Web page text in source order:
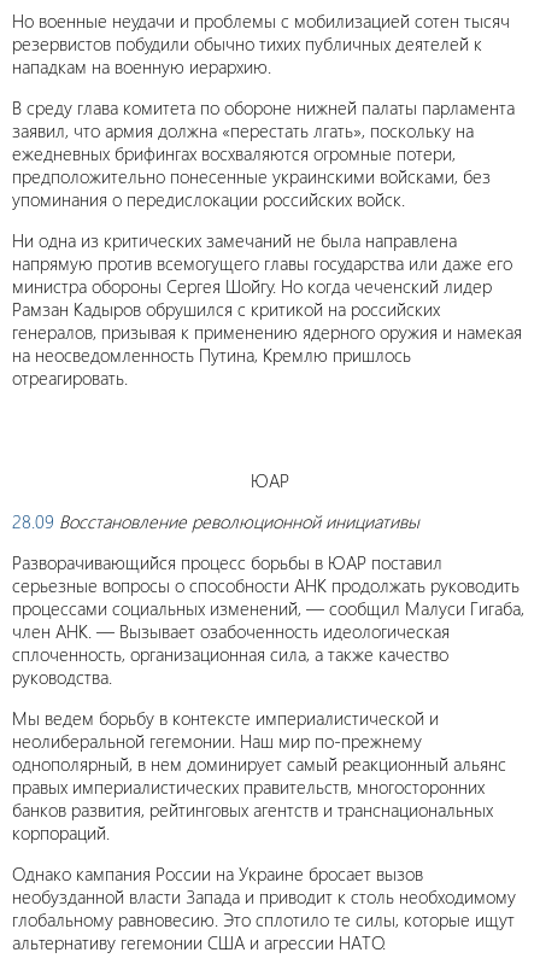
Но военные неудачи и проблемы с мобилизацией сотен тысяч
резервистов побудили обычно тихих публичных деятелей к
нападкам на военную иерархию.
В среду глава комитета по обороне нижней палаты парламента
заявил, что армия должна «перестать лгать», поскольку на
ежедневных брифингах восхваляются огромные потери,
предположительно понесенные украинскими войсками, без
упоминания о передислокации российских войск.
Ни одна из критических замечаний не была направлена
напрямую против всемогущего главы государства или даже его
министра обороны Сергея Шойгу. Но когда чеченский лидер
Рамзан Кадыров обрушился с критикой на российских
генералов, призывая к применению ядерного оружия и намекая
на неосведомленность Путина, Кремлю пришлось
отреагировать.
ЮАР
28.09 Восстановление революционной инициативы
Разворачивающийся процесс борьбы в ЮАР поставил
серьезные вопросы о способности АНК продолжать руководить
процессами социальных изменений, — сообщил Малуси Гигаба,
член АНК. — Вызывает озабоченность идеологическая
сплоченность, организационная сила, а также качество
руководства.
Мы ведем борьбу в контексте империалистической и
неолиберальной гегемонии. Наш мир по-прежнему
однополярный, в нем доминирует самый реакционный альянс
правых империалистических правительств, многосторонних
банков развития, рейтинговых агентств и транснациональных
корпораций.
Однако кампания России на Украине бросает вызов
необузданной власти Запада и приводит к столь необходимому
глобальному равновесию. Это сплотило те силы, которые ищут
альтернативу гегемонии США и агрессии НАТО.